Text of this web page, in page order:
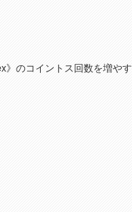
》のコイントス回数を増やす